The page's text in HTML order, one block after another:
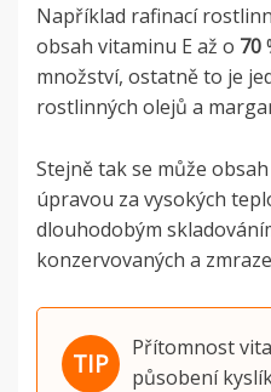
Například rafinací
obsah vitaminu E až o 70
množství, ostatně to je
rostlinných olejů a
Stejně tak se může
úpravou za vysokých
dlouhodobým
konzervovaných a
Přítomnost
působení